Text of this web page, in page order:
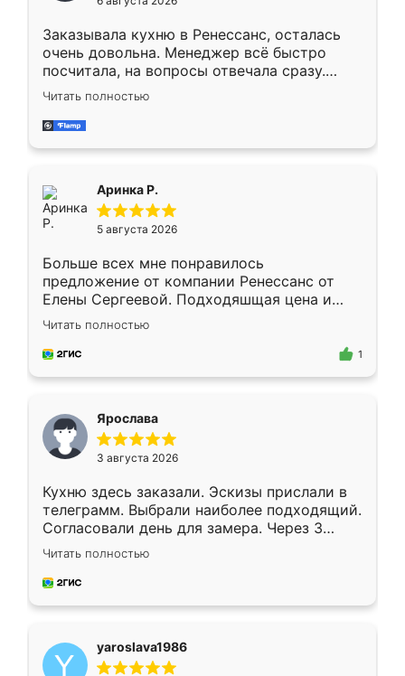
мебели буду заказывать только здесь.
Заказывала кухню в Ренессанс, осталась
очень довольна. Менеджер всё быстро
посчитала, на вопросы отвечала сразу.
Замерщик приехал в субботу, подошёл к
делу со всей ответственностью. Собрали
за день, ребята работали аккуратно, даже
Читать полностью
Аринка Р.
5 августа 2026
Больше всех мне понравилось
предложение от компании Ренессанс от
Елены Сергеевой. Подходяшщая цена и
короткие сроки изготовления. Приехавший
для замера сотрудник Владислав
предложил по моему эскизу самый
Читать полностью
1
Ярослава
3 августа 2026
Кухню здесь заказали. Эскизы прислали в
телеграмм. Выбрали наиболее подходящий.
Согласовали день для замера. Через 3
недели кухня была уже готова. Остались
довольны работой. Спасибо Ренессанс
мебель за качественную работу!
Читать полностью
yaroslava1986